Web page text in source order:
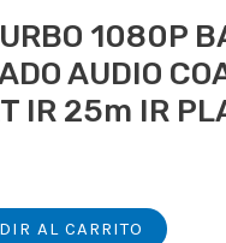
1080P
AUDIO
IR 25m IR
AL CARRITO